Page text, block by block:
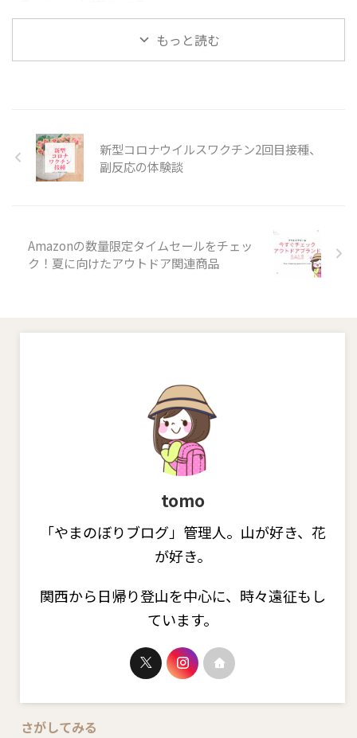
りますが、登りも下りも急な高山
のトレーニングにもうってつけの
秋の夕方、黄金色に染まる大海原
...
イキングをしてきました。 アッ
プダウンあり、景観・眺望もすぐ
まとめたインスタ投稿はコチラ↓
この投稿をInstagramで見る
tomo(@by.tomomi)
がシェアした投稿 大普賢岳と言
もっと読む
新型コロナウイルスワクチン2回目接種、
副反応の体験談
Amazonの数量限定タイムセールをチェッ
ク！夏に向けたアウトドア関連商品
tomo
「やまのぼりブログ」管理人。山が好き、花
が好き。
関西から日帰り登山を中心に、時々遠征もし
ています。
さがしてみる